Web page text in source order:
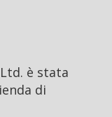
è stata
di